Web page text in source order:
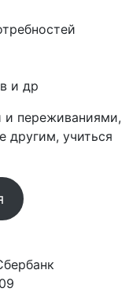
и др
и переживаниями,
другим, учиться